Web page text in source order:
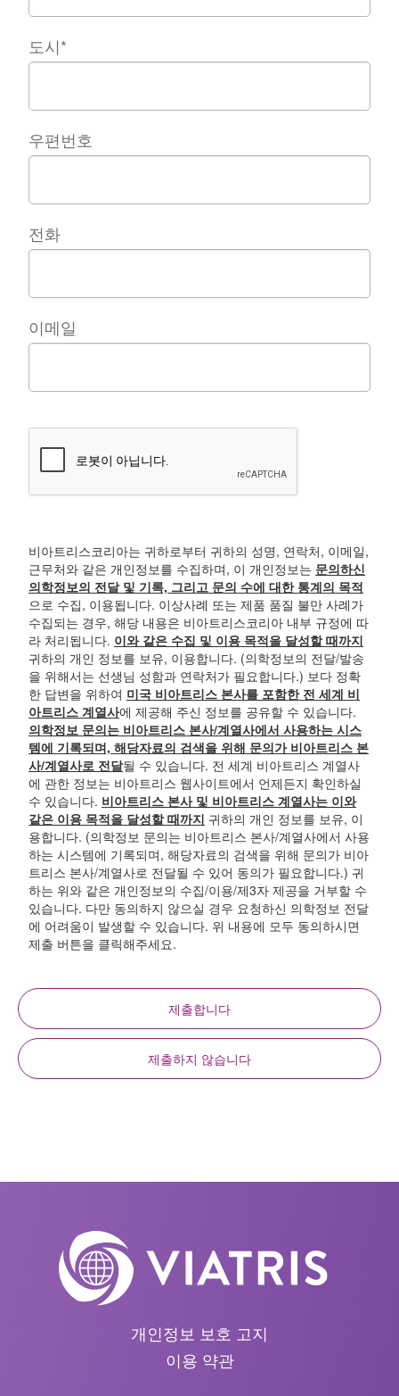
도시*
우편번호
전화
이메일
비아트리스코리아는 귀하로부터 귀하의 성명, 연락처, 이메일,
근무처와 같은 개인정보를 수집하며, 이 개인정보는 문의하신
의학정보의 전달 및 기록, 그리고 문의 수에 대한 통계의 목적
으로 수집, 이용됩니다. 이상사례 또는 제품 품질 불만 사례가
수집되는 경우, 해당 내용은 비아트리스코리아 내부 규정에 따
라 처리됩니다. 이와 같은 수집 및 이용 목적을 달성할 때까지
귀하의 개인 정보를 보유, 이용합니다. (의학정보의 전달/발송
을 위해서는 선생님 성함과 연락처가 필요합니다.) 보다 정확
한 답변을 위하여 미국 비아트리스 본사를 포함한 전 세계 비
아트리스 계열사에 제공해 주신 정보를 공유할 수 있습니다.
의학정보 문의는 비아트리스 본사/계열사에서 사용하는 시스
템에 기록되며, 해당자료의 검색을 위해 문의가 비아트리스 본
사/계열사로 전달될 수 있습니다. 전 세계 비아트리스 계열사
에 관한 정보는 비아트리스 웹사이트에서 언제든지 확인하실
수 있습니다. 비아트리스 본사 및 비아트리스 계열사는 이와
같은 이용 목적을 달성할 때까지 귀하의 개인 정보를 보유, 이
용합니다. (의학정보 문의는 비아트리스 본사/계열사에서 사용
하는 시스템에 기록되며, 해당자료의 검색을 위해 문의가 비아
트리스 본사/계열사로 전달될 수 있어 동의가 필요합니다.) 귀
하는 위와 같은 개인정보의 수집/이용/제3자 제공을 거부할 수
있습니다. 다만 동의하지 않으실 경우 요청하신 의학정보 전달
에 어려움이 발생할 수 있습니다. 위 내용에 모두 동의하시면
제출 버튼을 클릭해주세요.
제출합니다
제출하지 않습니다
개인정보 보호 고지
이용 약관